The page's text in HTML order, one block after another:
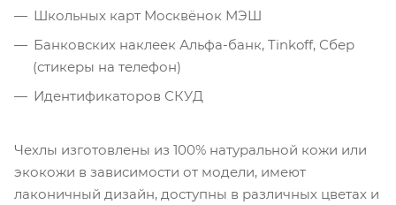
Школьных карт Москвёнок МЭШ
Банковских наклеек Альфа-банк, Tinkoff, Сбер
(стикеры на телефон)
Идентификаторов СКУД
Чехлы изготовлены из 100% натуральной кожи или
экокожи в зависимости от модели, имеют
лаконичный дизайн, доступны в различных цветах и